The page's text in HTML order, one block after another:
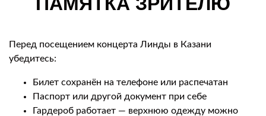
Перед посещением концерта Линды в Казани
убедитесь:
Билет сохранён на телефоне или распечатан
Паспорт или другой документ при себе
Гардероб работает — верхнюю одежду можно